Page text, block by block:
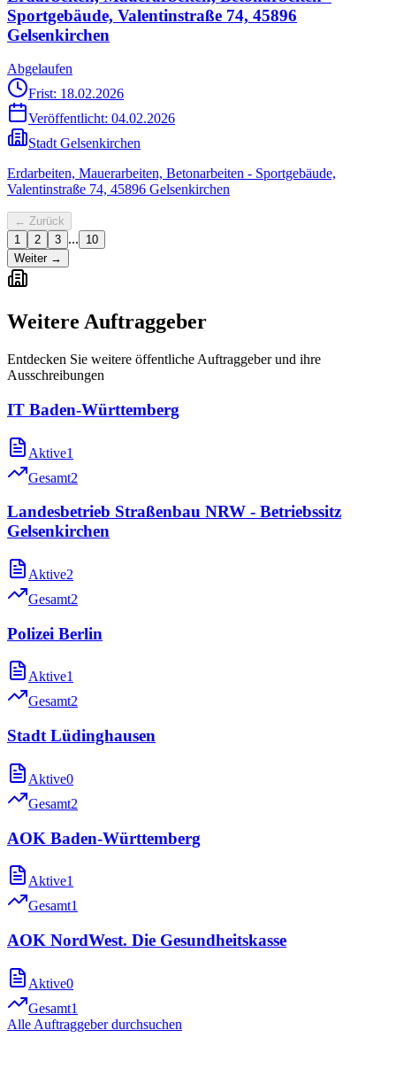
Sportgebäude, Valentinstraße 74, 45896
Gelsenkirchen
Abgelaufen
Frist: 18.02.2026
Veröffentlicht: 04.02.2026
Stadt Gelsenkirchen
Erdarbeiten, Mauerarbeiten, Betonarbeiten - Sportgebäude,
Valentinstraße 74, 45896 Gelsenkirchen
← Zurück
1
2 3 ...
10
Weiter →
Weitere Auftraggeber
Entdecken Sie weitere öffentliche Auftraggeber und ihre
Ausschreibungen
IT Baden-Württemberg
Aktive1
Gesamt2
Landesbetrieb Straßenbau NRW - Betriebssitz
Gelsenkirchen
Aktive2
Gesamt2
Polizei Berlin
Aktive1
Gesamt2
Stadt Lüdinghausen
Aktive0
Gesamt2
AOK Baden-Württemberg
Aktive1
Gesamt1
AOK NordWest. Die Gesundheitskasse
Aktive0
Gesamt1
Alle Auftraggeber durchsuchen